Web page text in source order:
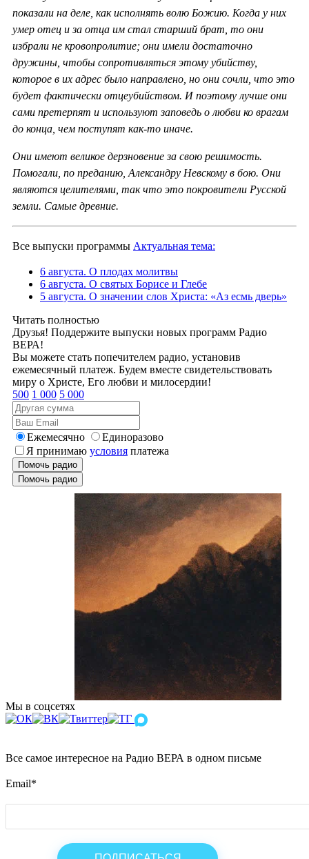
показали на деле, как исполнять волю Божию. Когда у них
умер отец и за отца им стал старший брат, то они
избрали не кровопролитие; они имели достаточно
дружины, чтобы сопротивляться этому убийству,
которое в их адрес было направлено, но они сочли, что это
будет фактически отцеубийством. И поэтому лучше они
сами претерпят и используют заповедь о любви ко врагам
до конца, чем поступят как-то иначе.
Они имеют великое дерзновение за свою решимость.
Помогали, по преданию, Александру Невскому в бою. Они
являются целителями, так что это покровители Русской
земли. Самые древние.
Все выпуски программы Актуальная тема:
6 августа. О плодах молитвы
6 августа. О святых Борисе и Глебе
5 августа. О значении слов Христа: «Аз есмь дверь»
Читать полностью
Друзья! Поддержите выпуски новых программ Радио
ВЕРА!
Вы можете стать попечителем радио, установив
ежемесячный платеж. Будем вместе свидетельствовать
миру о Христе, Его любви и милосердии!
500 1 000 5 000
Ежемесячно
Единоразово
Я принимаю условия платежа
Помочь радио
Помочь радио
Мы в соцсетях
Все самое интересное на Радио ВЕРА в одном письме
Email*